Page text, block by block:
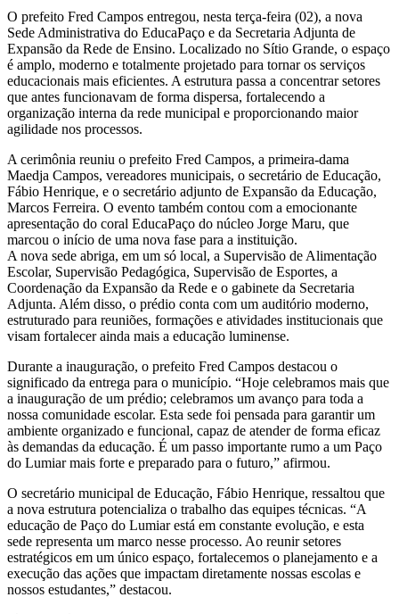
Telegram
O prefeito Fred Campos entregou, nesta terça-feira (02), a nova
Sede Administrativa do EducaPaço e da Secretaria Adjunta de
Expansão da Rede de Ensino. Localizado no Sítio Grande, o espaço
é amplo, moderno e totalmente projetado para tornar os serviços
educacionais mais eficientes. A estrutura passa a concentrar setores
que antes funcionavam de forma dispersa, fortalecendo a
organização interna da rede municipal e proporcionando maior
agilidade nos processos.
A cerimônia reuniu o prefeito Fred Campos, a primeira-dama
Maedja Campos, vereadores municipais, o secretário de Educação,
Fábio Henrique, e o secretário adjunto de Expansão da Educação,
Marcos Ferreira. O evento também contou com a emocionante
apresentação do coral EducaPaço do núcleo Jorge Maru, que
marcou o início de uma nova fase para a instituição.
A nova sede abriga, em um só local, a Supervisão de Alimentação
Escolar, Supervisão Pedagógica, Supervisão de Esportes, a
Coordenação da Expansão da Rede e o gabinete da Secretaria
Adjunta. Além disso, o prédio conta com um auditório moderno,
estruturado para reuniões, formações e atividades institucionais que
visam fortalecer ainda mais a educação luminense.
Durante a inauguração, o prefeito Fred Campos destacou o
significado da entrega para o município. “Hoje celebramos mais que
a inauguração de um prédio; celebramos um avanço para toda a
nossa comunidade escolar. Esta sede foi pensada para garantir um
ambiente organizado e funcional, capaz de atender de forma eficaz
às demandas da educação. É um passo importante rumo a um Paço
do Lumiar mais forte e preparado para o futuro,” afirmou.
O secretário municipal de Educação, Fábio Henrique, ressaltou que
a nova estrutura potencializa o trabalho das equipes técnicas. “A
educação de Paço do Lumiar está em constante evolução, e esta
sede representa um marco nesse processo. Ao reunir setores
estratégicos em um único espaço, fortalecemos o planejamento e a
execução das ações que impactam diretamente nossas escolas e
nossos estudantes,” destacou.